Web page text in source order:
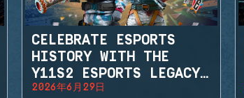
CELEBRATE ESPORTS
HISTORY WITH THE
Y11S2 ESPORTS LEGACY
SETS
2026年6月29日